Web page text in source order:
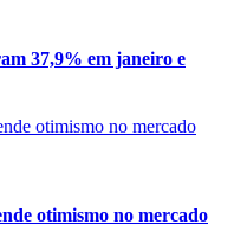
37,9% em janeiro e
otimismo no mercado